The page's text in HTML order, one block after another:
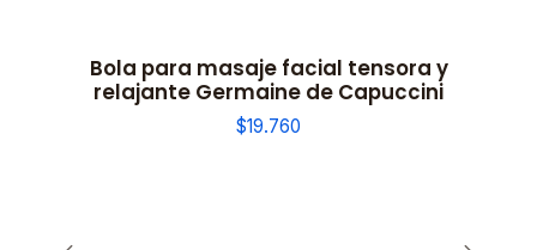
Bola para masaje facial tensora y
relajante Germaine de Capuccini
$19.760